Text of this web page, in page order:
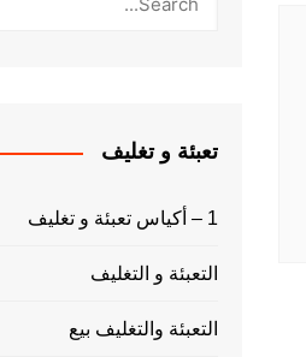
تعبئة و تغليف
1 – أكياس تعبئة و تغليف
التعبئة و التغليف
التعبئة والتغليف بيع